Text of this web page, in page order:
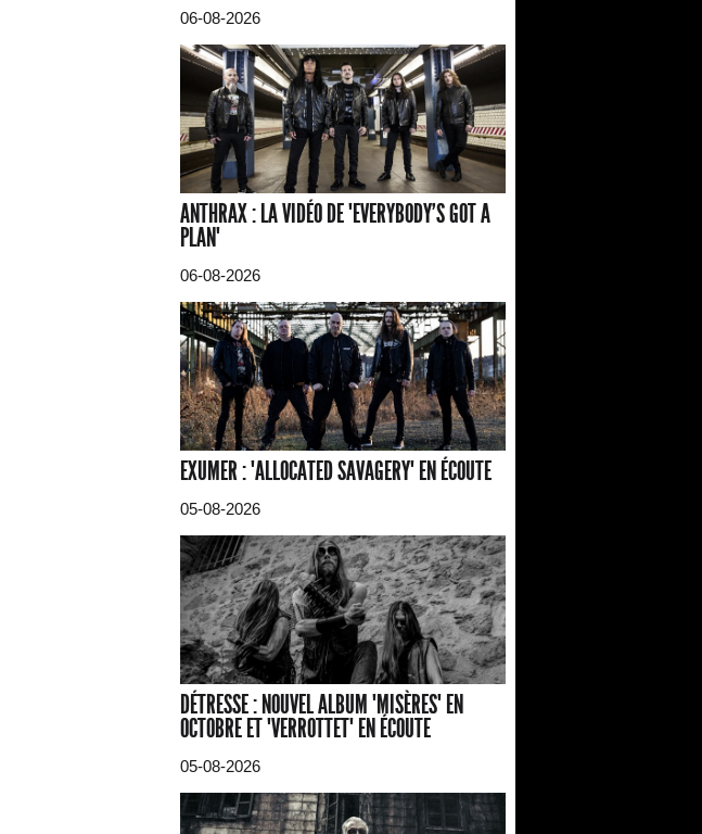
06-08-2026
ANTHRAX : LA VIDÉO DE "EVERYBODY'S GOT A
PLAN"
06-08-2026
EXUMER : "ALLOCATED SAVAGERY" EN ÉCOUTE
05-08-2026
DÉTRESSE : NOUVEL ALBUM "MISÈRES" EN
OCTOBRE ET "VERROTTET" EN ÉCOUTE
05-08-2026